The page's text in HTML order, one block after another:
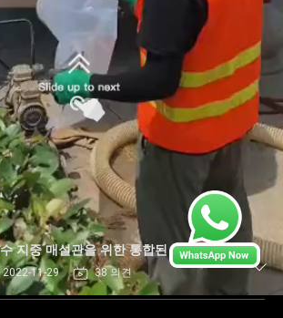
지중 매설관을 위한 통합된 지적 장비
2022-11-29 38 의견